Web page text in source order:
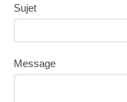
Sujet
Message